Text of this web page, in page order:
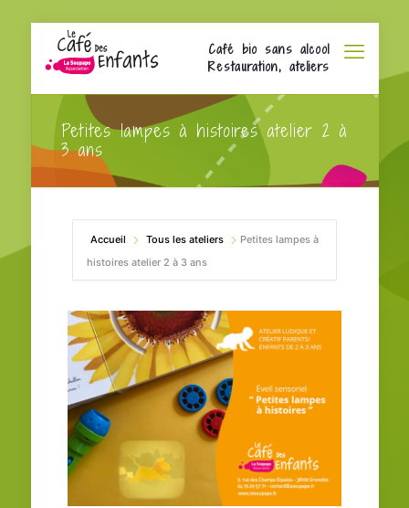
Café bio sans alcool
Restauration, ateliers
Petites lampes à histoires atelier 2 à
3 ans
Accueil Tous les ateliers
Petites lampes à
histoires atelier 2 à 3 ans